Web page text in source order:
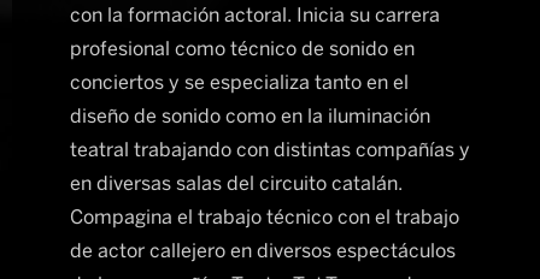
con la formación actoral. Inicia su carrera
profesional como técnico de sonido en
conciertos y se especializa tanto en el
diseño de sonido como en la iluminación
teatral trabajando con distintas compañías y
en diversas salas del circuito catalán.
Compagina el trabajo técnico con el trabajo
de actor callejero en diversos espectáculos